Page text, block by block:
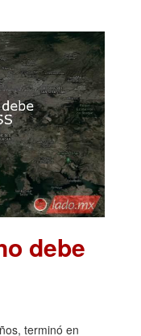
debe
terminó en